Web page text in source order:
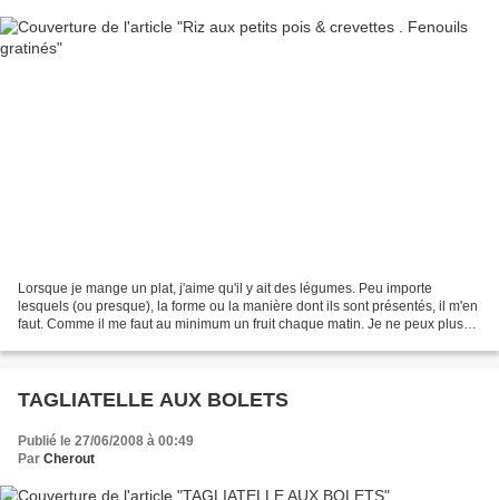
Lorsque je mange un plat, j'aime qu'il y ait des légumes. Peu importe
lesquels (ou presque), la forme ou la manière dont ils sont présentés, il m'en
faut. Comme il me faut au minimum un fruit chaque matin. Je ne peux plus
TAGLIATELLE AUX BOLETS
Publié le 27/06/2008 à 00:49
Par Cherout